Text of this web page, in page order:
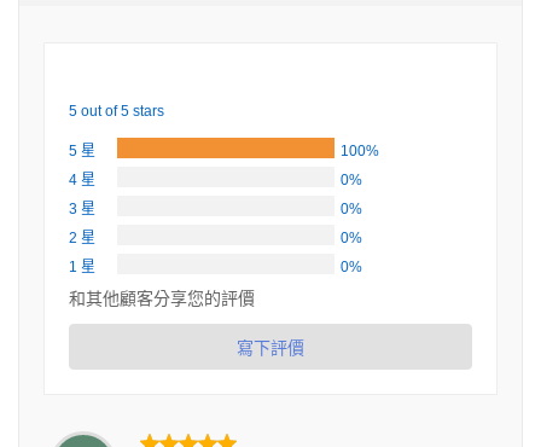
5 out of 5 stars
5 星
100%
4 星
0%
3 星
0%
2 星
0%
1 星
0%
和其他顧客分享您的評價
寫下評價